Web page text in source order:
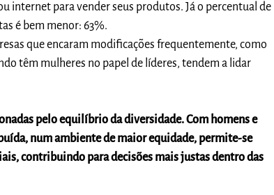
internet para vender seus produtos. Já o percentual de
é bem menor: 63%.
que encaram modificações frequentemente, como
têm mulheres no papel de líderes, tendem a lidar
pelo equilíbrio da diversidade. Com homens e
num ambiente de maior equidade, permite-se
contribuindo para decisões mais justas dentro das